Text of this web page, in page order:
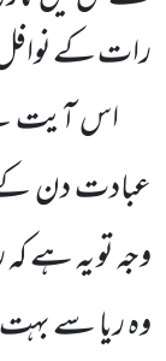
رات کے
اس آیت
عبادت دن
وجہ تو یہ ہے
وہ ریا سے